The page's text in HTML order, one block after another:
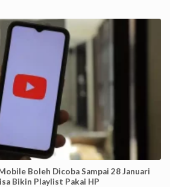
Boleh Dicoba Sampai 28 Januari
Bikin Playlist Pakai HP